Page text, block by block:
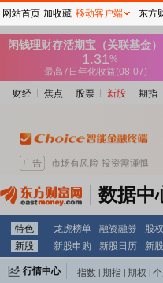
财经 焦点 股票 新股 期指
数据中
特色 龙虎榜单 融资融券 股
新股
新股申购 新股日历 新
行情中心 指数 期指 期权
网站首页 加收藏 移动客户端 东方